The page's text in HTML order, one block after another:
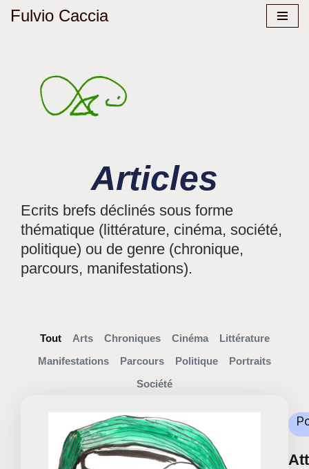
Fulvio Caccia
Articles
Ecrits brefs déclinés sous forme
thématique (littérature, cinéma, société,
politique) ou de genre (chronique,
parcours, manifestations).
Arts Chroniques Cinéma
Littérature
Manifestations
Parcours Politique
Portraits
Société
Tout